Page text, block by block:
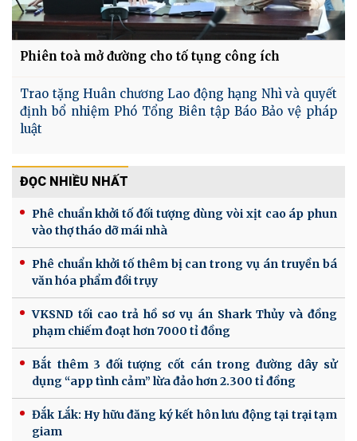
Phiên toà mở đường cho tố tụng công ích
Trao tặng Huân chương Lao động hạng Nhì và quyết
định bổ nhiệm Phó Tổng Biên tập Báo Bảo vệ pháp
luật
ĐỌC NHIỀU NHẤT
Phê chuẩn khởi tố đối tượng dùng vòi xịt cao áp phun
vào thợ tháo dỡ mái nhà
Phê chuẩn khởi tố thêm bị can trong vụ án truyền bá
văn hóa phẩm đồi trụy
VKSND tối cao trả hồ sơ vụ án Shark Thủy và đồng
phạm chiếm đoạt hơn 7000 tỉ đồng
Bắt thêm 3 đối tượng cốt cán trong đường dây sử
dụng “app tình cảm” lừa đảo hơn 2.300 tỉ đồng
Đắk Lắk: Hy hữu đăng ký kết hôn lưu động tại trại tạm
giam